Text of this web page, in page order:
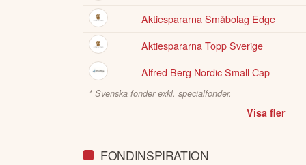
Aktiespararna Småbolag Edge
Aktiespararna Topp Sverige
Alfred Berg Nordic Small Cap
* Svenska fonder exkl. specialfonder.
Visa fler
FONDINSPIRATION